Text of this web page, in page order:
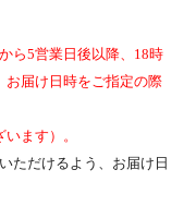
ら5営業日後以降、18時
お届け日時をご指定の際
ます）。
ただけるよう、お届け日